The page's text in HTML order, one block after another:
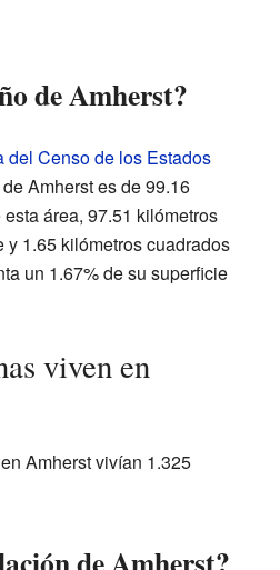
de Amherst?
del Censo de los Estados
Amherst es de 99.16
esta área, 97.51 kilómetros
y 1.65 kilómetros cuadrados
un 1.67% de su superficie
viven en
Amherst vivían 1.325